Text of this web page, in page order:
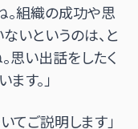
。組織の成功や思
いというのは、と
思い出話をしたく
す。」
てご説明します」